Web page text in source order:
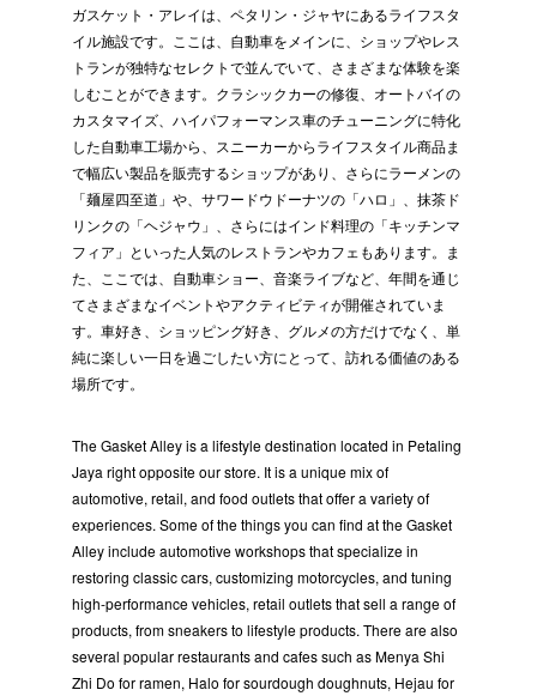
ガスケット・アレイは、ペタリン・ジャヤにあるライフスタ
イル施設です。ここは、自動車をメインに、ショップやレス
トランが独特なセレクトで並んでいて、さまざまな体験を楽
しむことができます。クラシックカーの修復、オートバイの
カスタマイズ、ハイパフォーマンス車のチューニングに特化
した自動車工場から、スニーカーからライフスタイル商品ま
で幅広い製品を販売するショップがあり、さらにラーメンの
「麺屋四至道」や、サワードウドーナツの「ハロ」、抹茶ド
リンクの「ヘジャウ」、さらにはインド料理の「キッチンマ
フィア」といった人気のレストランやカフェもあります。ま
た、ここでは、自動車ショー、音楽ライブなど、年間を通じ
てさまざまなイベントやアクティビティが開催されていま
す。車好き、ショッピング好き、グルメの方だけでなく、単
純に楽しい一日を過ごしたい方にとって、訪れる価値のある
場所です。
The Gasket Alley is a lifestyle destination located in Petaling
Jaya right opposite our store. It is a unique mix of
automotive, retail, and food outlets that offer a variety of
experiences. Some of the things you can find at the Gasket
Alley include automotive workshops that specialize in
restoring classic cars, customizing motorcycles, and tuning
high-performance vehicles, retail outlets that sell a range of
products, from sneakers to lifestyle products. There are also
several popular restaurants and cafes such as Menya Shi
Zhi Do for ramen, Halo for sourdough doughnuts, Hejau for